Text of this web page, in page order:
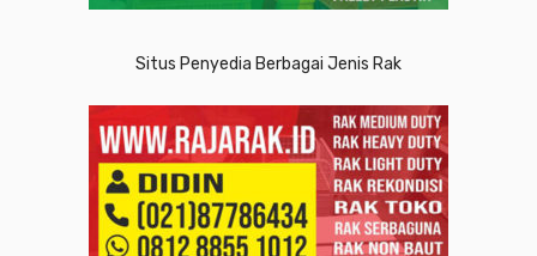
Situs Penyedia Berbagai Jenis Rak